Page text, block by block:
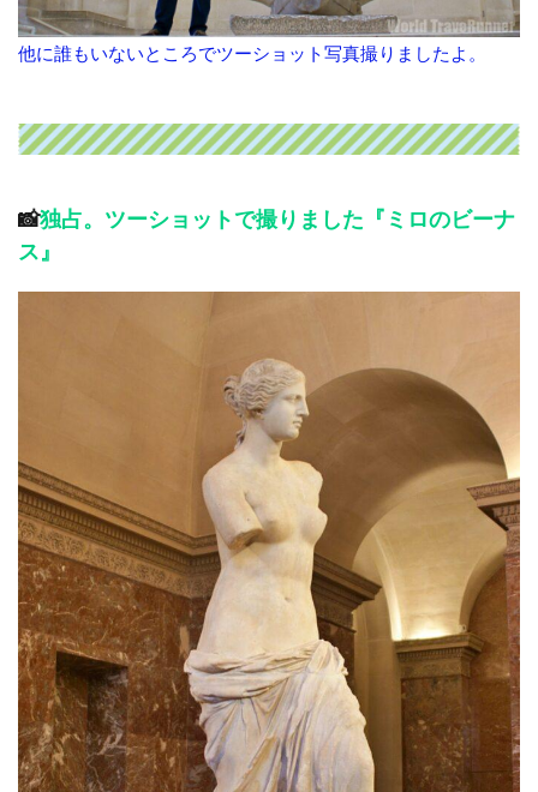
他に誰もいないところでツーショット写真撮りましたよ。
📸独占。ツーショットで撮りました『ミロのビーナ
ス』